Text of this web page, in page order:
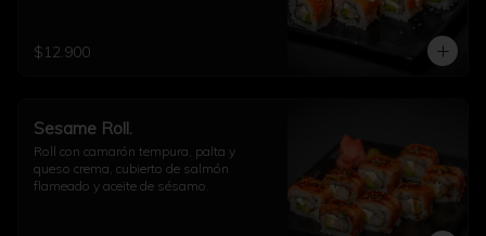
$12.900
Sesame Roll.
Roll con camarón tempura, palta y
queso crema, cubierto de salmón
flameado y aceite de sésamo.